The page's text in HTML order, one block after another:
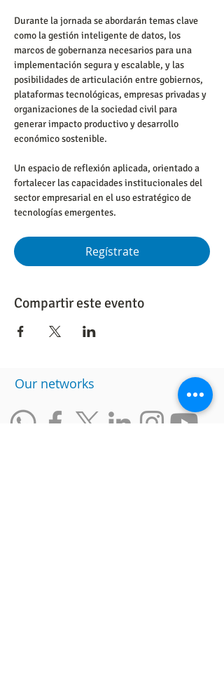
Durante la jornada se abordarán temas clave
como la gestión inteligente de datos, los
marcos de gobernanza necesarios para una
implementación segura y escalable, y las
posibilidades de articulación entre gobiernos,
plataformas tecnológicas, empresas privadas y
organizaciones de la sociedad civil para
generar impacto productivo y desarrollo
económico sostenible.
Un espacio de reflexión aplicada, orientado a
fortalecer las capacidades institucionales del
sector empresarial en el uso estratégico de
tecnologías emergentes.
Regístrate
Compartir este evento
​Our networks